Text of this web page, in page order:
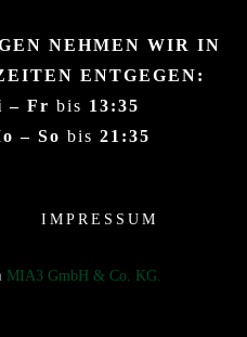
NEHMEN WIR IN
ENTGEGEN:
– Fr bis 13:35
– So bis 21:35
IMPRESSUM
MIA3 GmbH & Co. KG.